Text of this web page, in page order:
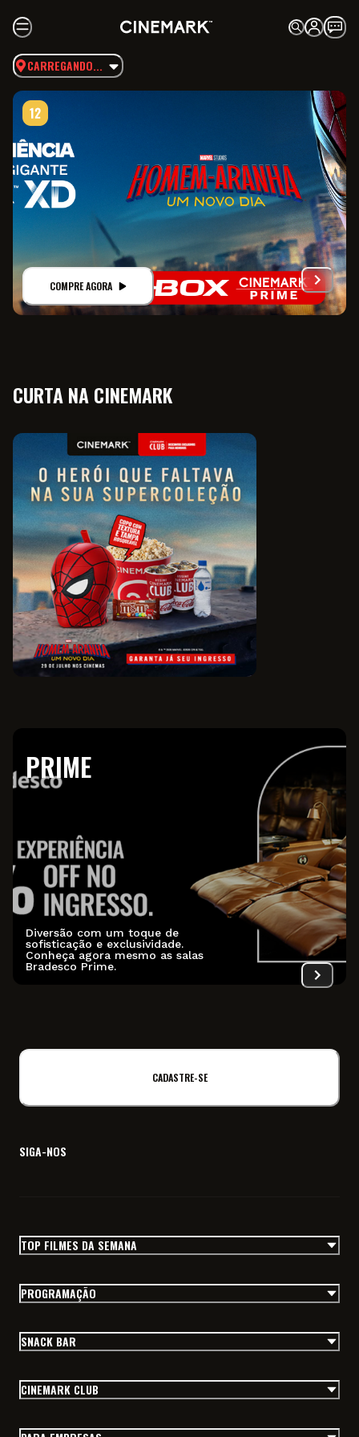
CARREGANDO...
COMPRE AGORA
CURTA NA CINEMARK
PRIME
Diversão com um toque de
sofisticação e exclusividade.
Conheça agora mesmo as salas
Bradesco Prime.
CADASTRE-SE
SIGA-NOS
TOP FILMES DA SEMANA
PROGRAMAÇÃO
SNACK BAR
CINEMARK CLUB